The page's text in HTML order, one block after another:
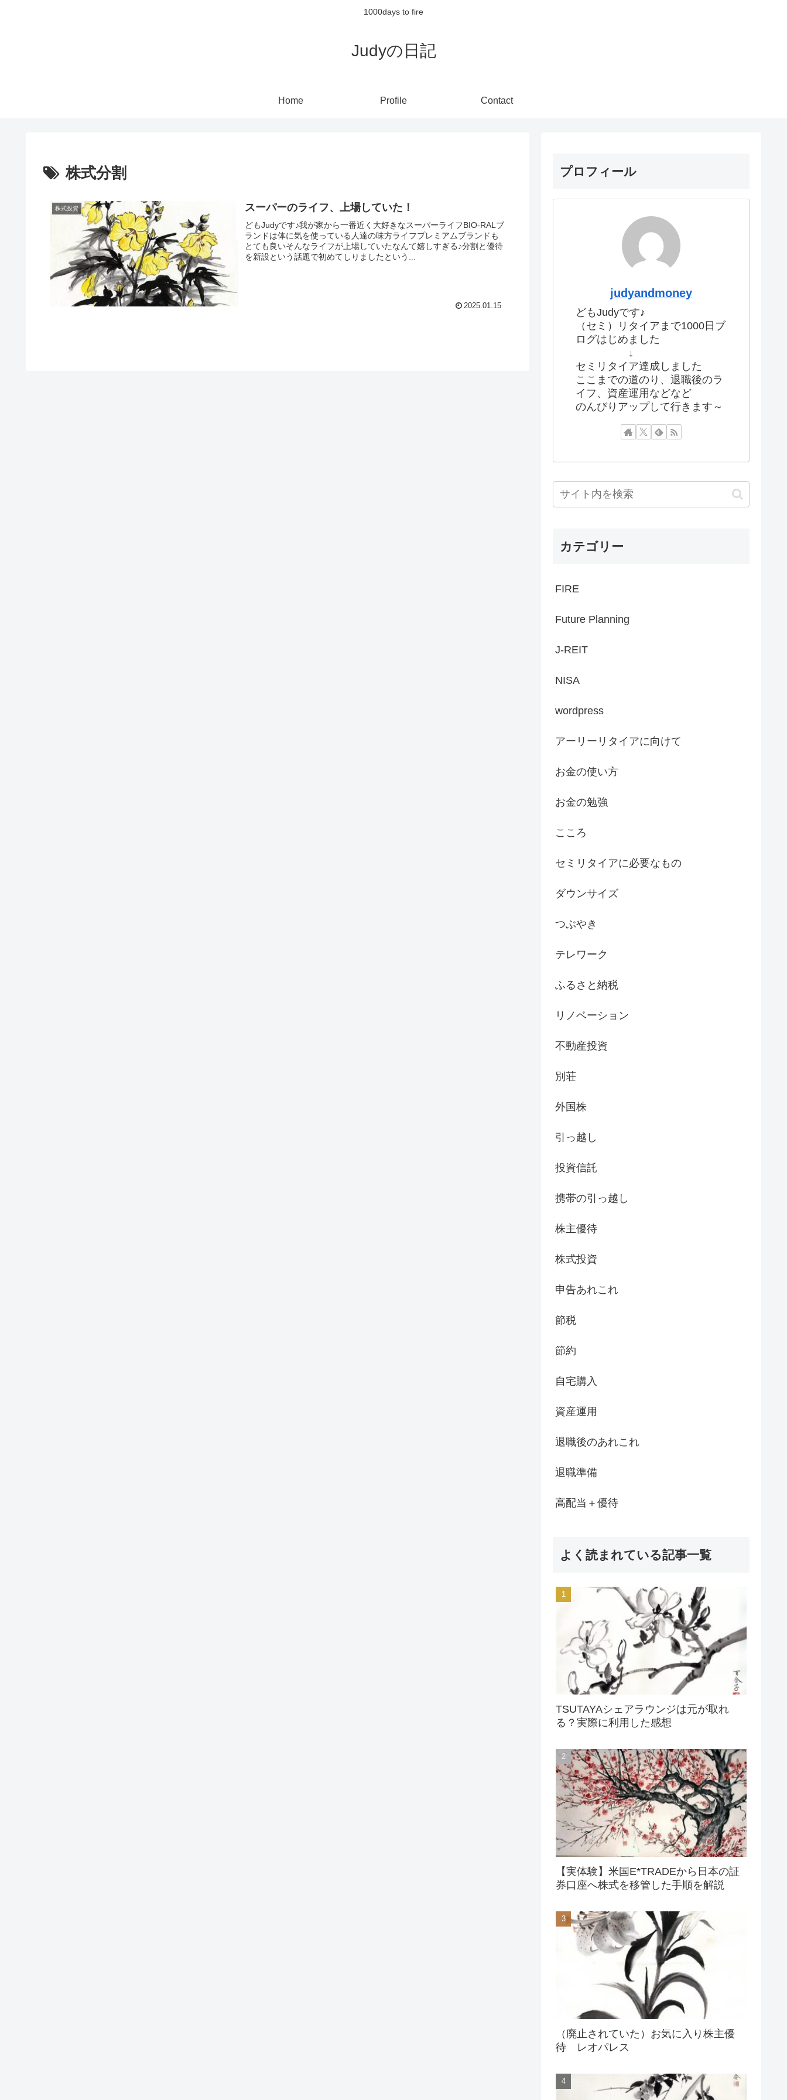
1000days to fire
Judyの日記
Home Profile Contact
株式分割
株式投資 スーパーのライフ、上場していた！
どもJudyです♪我が家から一番近く大好きなスーパーライフBIO-RALブ
ランドは体に気を使っている人達の味方ライフプレミアムブランドも
とても良いそんなライフが上場していたなんて嬉しすぎる♪分割と優待
を新設という話題で初めてしりましたという...
2025.01.15
プロフィール
judyandmoney
どもJudyです♪
（セミ）リタイアまで1000日ブ
ログはじめました
↓
セミリタイア達成しました
ここまでの道のり、退職後のラ
イフ、資産運用などなど
のんびりアップして行きます～
カテゴリー
FIRE
Future Planning
J-REIT
NISA
wordpress
アーリーリタイアに向けて
お金の使い方
お金の勉強
こころ
セミリタイアに必要なもの
ダウンサイズ
つぶやき
テレワーク
ふるさと納税
リノベーション
不動産投資
別荘
外国株
引っ越し
投資信託
携帯の引っ越し
株主優待
株式投資
申告あれこれ
節税
節約
自宅購入
資産運用
退職後のあれこれ
退職準備
高配当＋優待
よく読まれている記事一覧
TSUTAYAシェアラウンジは元が取れ
る？実際に利用した感想
【実体験】米国E*TRADEから日本の証
券口座へ株式を移管した手順を解説
（廃止されていた）お気に入り株主優
待 レオパレス